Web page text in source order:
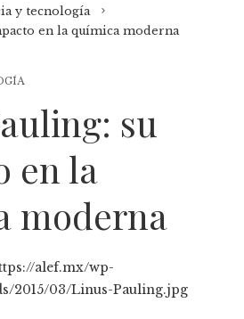
y tecnología
en la química moderna
su
en la
moderna